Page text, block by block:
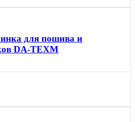
для пошива и
DA-TEXM